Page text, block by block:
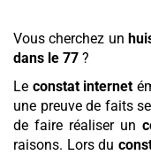
Vous cherchez un
dans le 77 ?
Le constat internet
une preuve de faits
de faire réaliser un
raisons. Lors du